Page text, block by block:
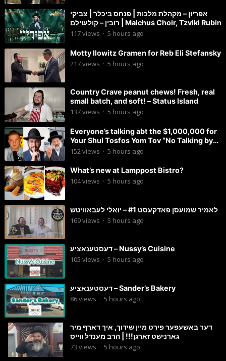
אפריון – מקהלת מלכות | פנחס ביכלר | צביקי
רובין – קולעוילם | Malchus Choir, Tzviki Rubin
117views · 5 hours ago
Motty Ilowitz Gramen for Reb Eli Stefansky
217views · 5 hours ago
Country Crave peanut chews! Fresh, real
small batch, and soft! – Status Island
137views · 5 hours ago
Everyone’s talking abt the $1,000,000 for
Your Shul Tosfos Yom Tov “No Talking by
Davening” movement
152 views · 5 hours ago
What’s new at Lamppost Bistro?
104views · 5 hours ago
לאמיר שמועסן פאדקעסט #1 – יואלי לעבאוויטש
169views · 5 hours ago
דעסטענאציע – Nussy’s Cuisine
105 views · 5 hours ago
דעסטענאציע – Sander’s Bakery
86views · 5 hours ago
דער באשעפער פירט מיין שידוך, איך דארף מיר
גארנישט זארגן!!! | הרב מענדל ווייס
73 views · 5 hours ago